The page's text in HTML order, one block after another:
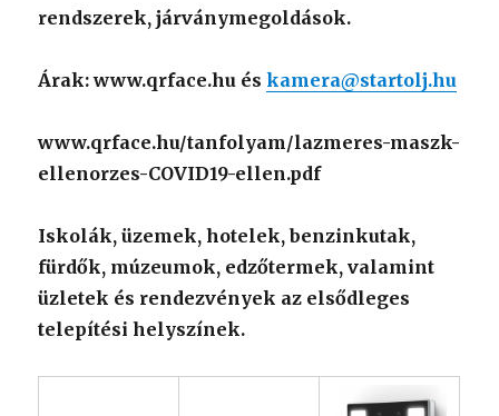
rendszerek, járványmegoldások.
Árak: www.qrface.hu éskamera@startolj.hu
www.qrface.hu/tanfolyam/lazmeres-maszk-
ellenorzes-COVID19-ellen.pdf
Iskolák, üzemek, hotelek, benzinkutak,
fürdők, múzeumok, edzőtermek, valamint
üzletek és rendezvények az elsődleges
telepítési helyszínek.